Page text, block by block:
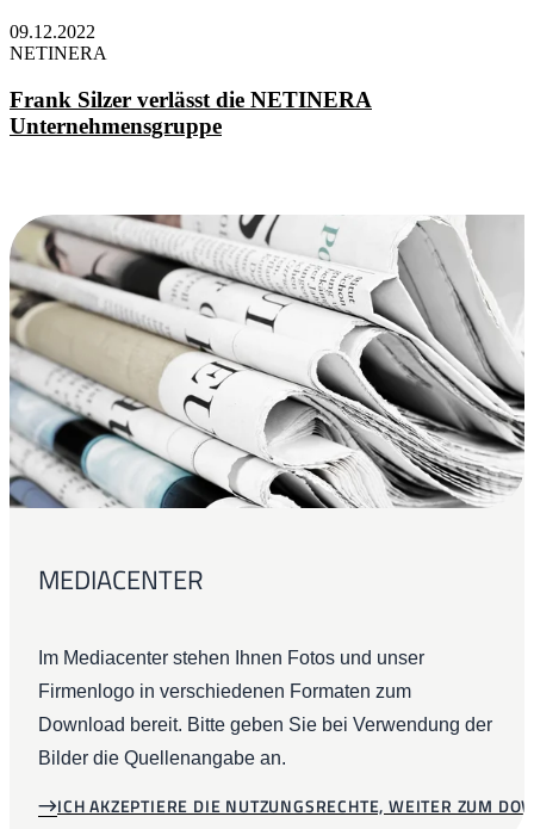
09.12.2022
NETINERA
Frank Silzer verlässt die NETINERA
Unternehmensgruppe
MEDIACENTER
Im Mediacenter stehen Ihnen Fotos und unser
Firmenlogo in verschiedenen Formaten zum
Download bereit. Bitte geben Sie bei Verwendung der
Bilder die Quellenangabe an.
ICH AKZEPTIERE DIE NUTZUNGSRECHTE, WEITER ZUM